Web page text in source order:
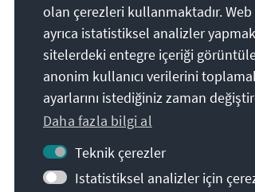
Adres
Konrad-Adenauer-Stiftung
Türkiye Temsilciliği
Güzeltepe Mahallesi
Ahmet Rasim Sokak No: 27
Türkiye
olan çerezleri kullanmaktadır. Web
ayrıca istatistiksel analizler
sitelerdeki entegre içeriği
anonim kullanıcı verilerini
ayarlarını istediğiniz zaman
Daha fazla bilgi al
Teknik çerezler
Istatistiksel analizler için